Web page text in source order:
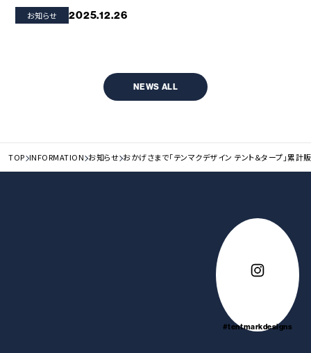
ABOUT US
CONTACT
お知らせ 2025.12.26
NEWS ALL
TOP INFORMATION お知らせ おかげさまで「テンマクデザイン テント＆タープ」累計
#tentmarkdesigns